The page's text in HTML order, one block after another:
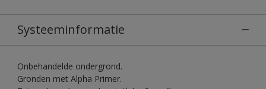
Systeeminformatie
Onbehandelde ondergrond.
Gronden met Alpha Primer.